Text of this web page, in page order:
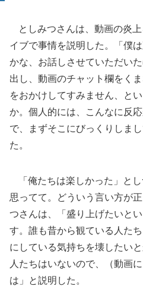
としみつさんは、動画の炎
イブで事情を説明した。「僕
かな、お話しさせていただい
出し、動画のチャット欄をく
をおかけしてすみません、と
か。個人的には、こんなに反
で、まずそこにびっくりしま
た。
「俺たちは楽しかった」と
思ってて。どういう言い方が
つさんは、「盛り上げたいと
す。誰も昔から観ている人た
にしている気持ちを壊したい
人たちはいないので、（動画
は」と説明した。